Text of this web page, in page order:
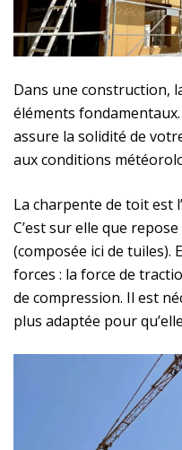
Dans une construction,
éléments
assure la solidité de
aux conditions
La charpente de toit est
C’est sur elle que
(composée ici de tuiles).
forces : la force de
de compression. Il est
plus adaptée pour